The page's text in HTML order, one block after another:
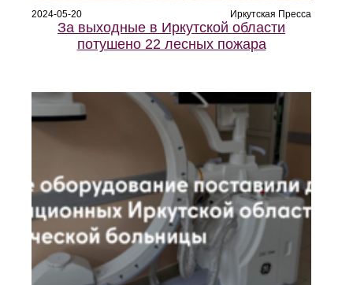
2024-05-20 Иркутская Пресса
За выходные в Иркутской области
потушено 22 лесных пожара